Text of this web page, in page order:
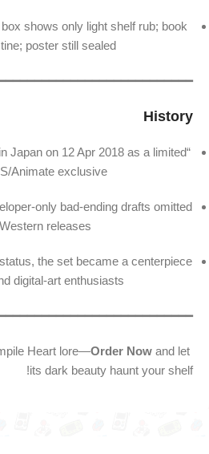
shows only light shelf rub; book
poster still sealed.
History
Japan on 12 Apr 2018 as a limited
Animate exclusive.
only bad-ending drafts omitted
releases.
the set became a centerpiece
digital-art enthusiasts.
Order Now and let
its dark beauty haunt your shelf!